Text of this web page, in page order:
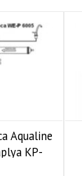
Aqualine
KP-